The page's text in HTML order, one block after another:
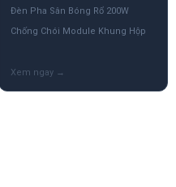
Đèn Pha Sân Bóng Rổ 200W
Chống Chói Module Khung Hộp